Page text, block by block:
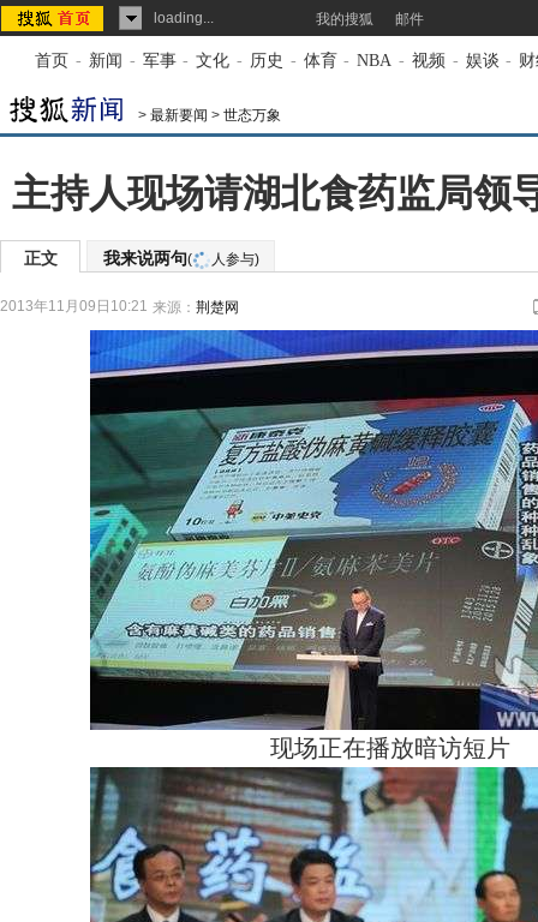
loading... 我的搜狐 邮件
首页 - 新闻 - 军事 - 文化 - 历史 - 体育 - NBA - 视频 - 娱谈 -
> 最新要闻 > 世态万象
主持人现场请湖北食药监局领
正文 我来说两句( 人参与)
2013年11月09日10:21 来源： 荆楚网
现场正在播放暗访短片